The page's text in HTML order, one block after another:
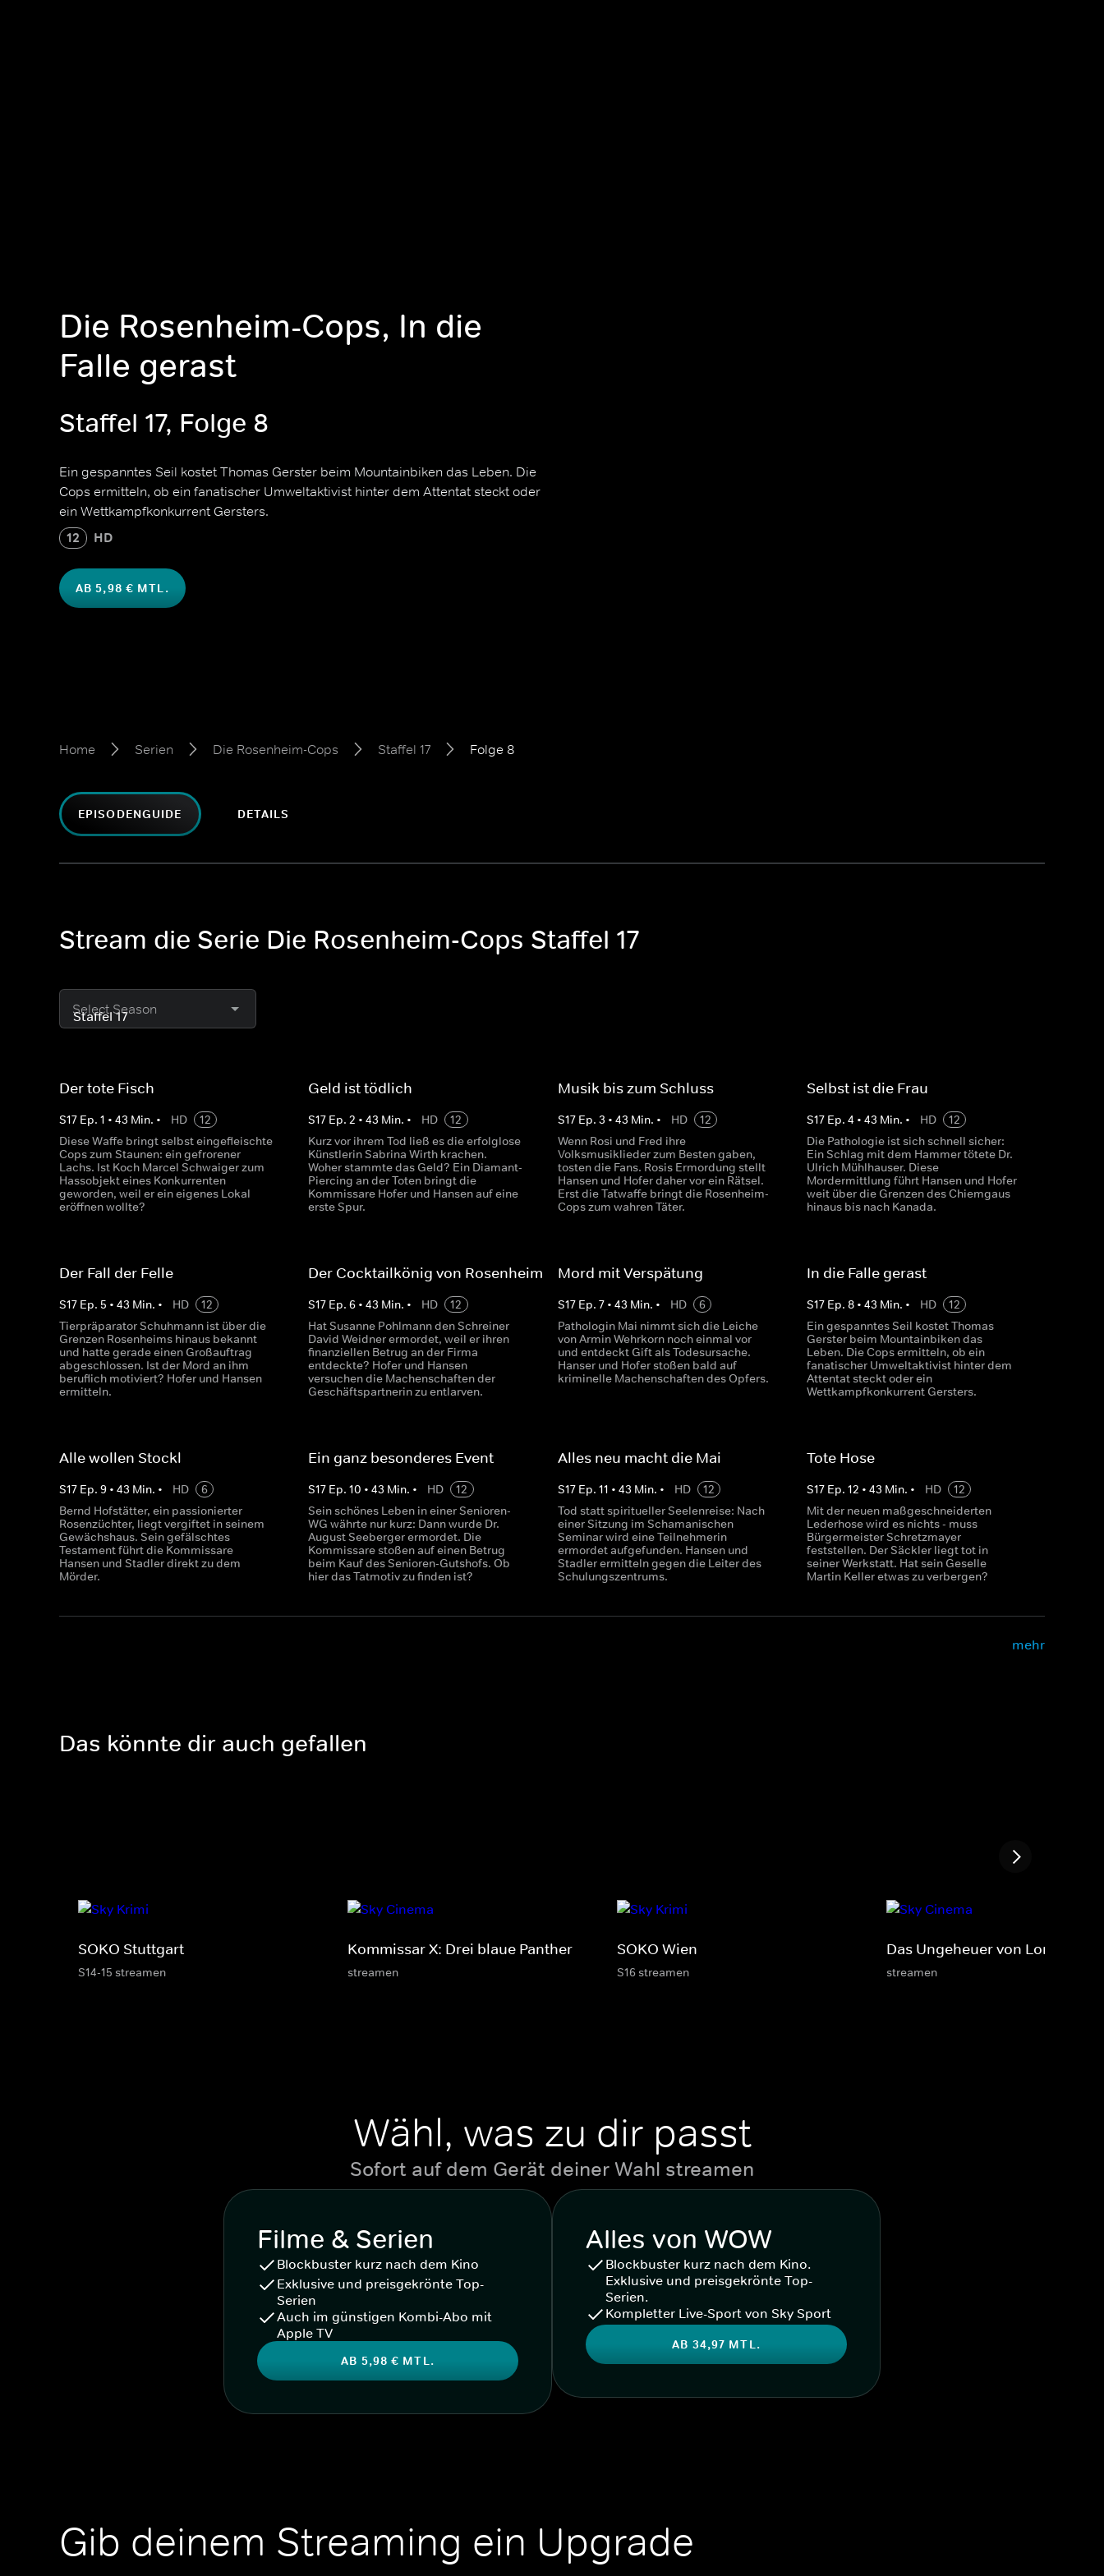
Die Rosenheim-Cops, In die
Falle gerast
Staffel 17, Folge 8
Ein gespanntes Seil kostet Thomas Gerster beim Mountainbiken das Leben. Die
Cops ermitteln, ob ein fanatischer Umweltaktivist hinter dem Attentat steckt oder
ein Wettkampfkonkurrent Gersters.
12 HD
AB 5,98 € MTL.
Home Serien Die Rosenheim-Cops Staffel 17 Folge 8
EPISODENGUIDE DETAILS
Stream die Serie Die Rosenheim-Cops Staffel 17
Select Season
Der tote Fisch
S17 Ep. 1 • 43 Min. • HD
12
Diese Waffe bringt selbst eingefleischte
Cops zum Staunen: ein gefrorener
Lachs. Ist Koch Marcel Schwaiger zum
Hassobjekt eines Konkurrenten
geworden, weil er ein eigenes Lokal
eröffnen wollte?
Geld ist tödlich
S17 Ep.2 •43 Min. • HD
12
Kurz vor ihrem Tod ließ es die erfolglose
Künstlerin Sabrina Wirth krachen.
Woher stammte das Geld? Ein Diamant-
Piercing an der Toten bringt die
Kommissare Hofer und Hansen auf eine
erste Spur.
Musik bis zum Schluss
S17 Ep. 3 • 43 Min. • HD
12
Wenn Rosi und Fred ihre
Volksmusiklieder zum Besten gaben,
tosten die Fans. Rosis Ermordung stellt
Hansen und Hofer daher vor ein Rätsel.
Erst die Tatwaffe bringt die Rosenheim-
Cops zum wahren Täter.
Selbst ist die Frau
S17 Ep. 4 • 43 Min. • HD
12
Die Pathologie ist sich schnell sicher:
Ein Schlag mit dem Hammer tötete Dr.
Ulrich Mühlhauser. Diese
Mordermittlung führt Hansen und Hofer
weit über die Grenzen des Chiemgaus
hinaus bis nach Kanada.
Der Fall der Felle
S17 Ep. 5 • 43 Min. • HD
12
Tierpräparator Schuhmann ist über die
Grenzen Rosenheims hinaus bekannt
und hatte gerade einen Großauftrag
abgeschlossen. Ist der Mord an ihm
beruflich motiviert? Hofer und Hansen
ermitteln.
Der Cocktailkönig von Rosenheim
S17 Ep.6 •43 Min. • HD
12
Hat Susanne Pohlmann den Schreiner
David Weidner ermordet, weil er ihren
finanziellen Betrug an der Firma
entdeckte? Hofer und Hansen
versuchen die Machenschaften der
Geschäftspartnerin zu entlarven.
Mord mit Verspätung
S17 Ep. 7• 43 Min. • HD
6
Pathologin Mai nimmt sich die Leiche
von Armin Wehrkorn noch einmal vor
und entdeckt Gift als Todesursache.
Hanser und Hofer stoßen bald auf
kriminelle Machenschaften des Opfers.
In die Falle gerast
S17 Ep. 8• 43 Min. • HD
12
Ein gespanntes Seil kostet Thomas
Gerster beim Mountainbiken das
Leben. Die Cops ermitteln, ob ein
fanatischer Umweltaktivist hinter dem
Attentat steckt oder ein
Wettkampfkonkurrent Gersters.
Alle wollen Stockl
S17 Ep. 9 • 43 Min. • HD
6
Bernd Hofstätter, ein passionierter
Rosenzüchter, liegt vergiftet in seinem
Gewächshaus. Sein gefälschtes
Testament führt die Kommissare
Hansen und Stadler direkt zu dem
Mörder.
Ein ganz besonderes Event
S17 Ep.10 •43 Min. • HD
12
Sein schönes Leben in einer Senioren-
WG währte nur kurz: Dann wurde Dr.
August Seeberger ermordet. Die
Kommissare stoßen auf einen Betrug
beim Kauf des Senioren-Gutshofs. Ob
hier das Tatmotiv zu finden ist?
Alles neu macht die Mai
S17 Ep. 11 • 43 Min. • HD
12
Tod statt spiritueller Seelenreise: Nach
einer Sitzung im Schamanischen
Seminar wird eine Teilnehmerin
ermordet aufgefunden. Hansen und
Stadler ermitteln gegen die Leiter des
Schulungszentrums.
Tote Hose
S17 Ep. 12 • 43 Min. • HD
12
Mit der neuen maßgeschneiderten
Lederhose wird es nichts - muss
Bürgermeister Schretzmayer
feststellen. Der Säckler liegt tot in
seiner Werkstatt. Hat sein Geselle
Martin Keller etwas zu verbergen?
mehr
Das könnte dir auch gefallen
SOKO Stuttgart
S14-15 streamen
Kommissar X: Drei blaue Panther
streamen
SOKO Wien
S16 streamen
Das Ungeheuer von London
streamen
Wähl, was zu dir passt
Sofort auf dem Gerät deiner Wahl streamen
Filme & Serien
Blockbuster kurz nach dem Kino
Exklusive und preisgekrönte Top-
Serien
Auch im günstigen Kombi-Abo mit
Apple TV
AB 5,98 € MTL.
Alles von WOW
Blockbuster kurz nach dem Kino.
Exklusive und preisgekrönte Top-
Serien.
Kompletter Live-Sport von Sky Sport
AB 34,97 MTL.
Gib deinem Streaming ein Upgrade